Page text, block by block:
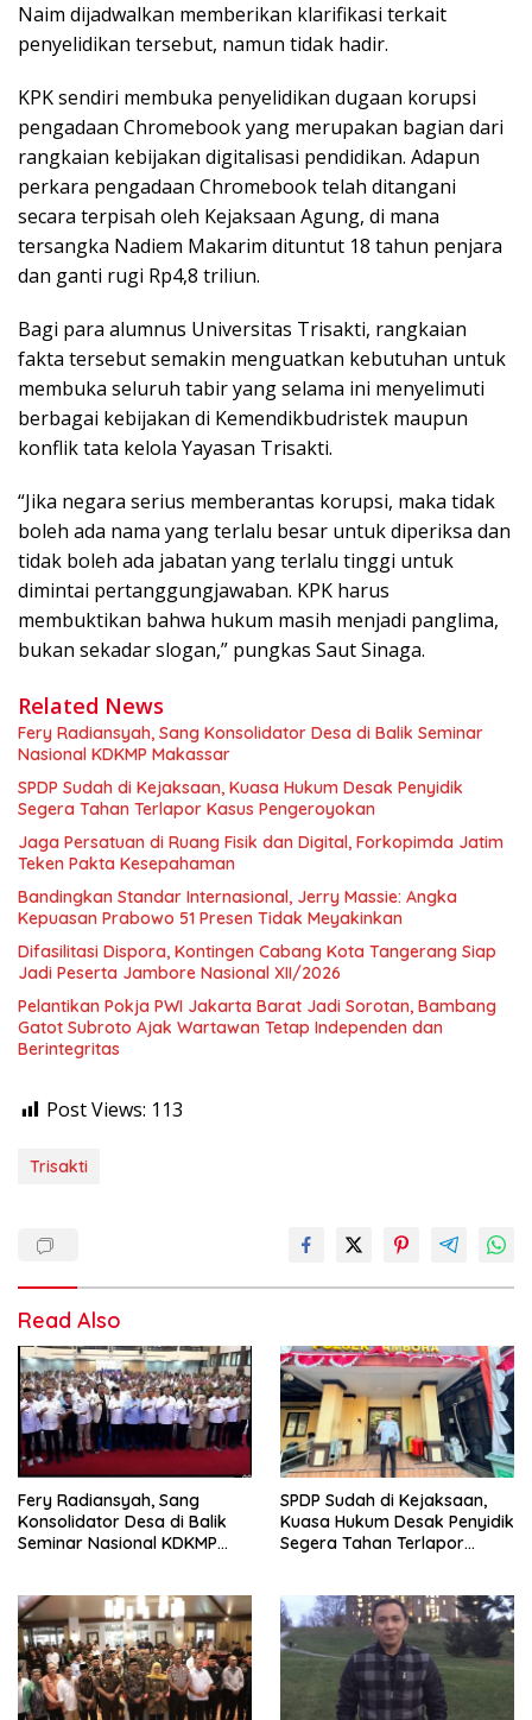
Naim dijadwalkan memberikan klarifikasi terkait
penyelidikan tersebut, namun tidak hadir.
KPK sendiri membuka penyelidikan dugaan korupsi
pengadaan Chromebook yang merupakan bagian dari
rangkaian kebijakan digitalisasi pendidikan. Adapun
perkara pengadaan Chromebook telah ditangani
secara terpisah oleh Kejaksaan Agung, di mana
tersangka Nadiem Makarim dituntut 18 tahun penjara
dan ganti rugi Rp4,8 triliun.
Bagi para alumnus Universitas Trisakti, rangkaian
fakta tersebut semakin menguatkan kebutuhan untuk
membuka seluruh tabir yang selama ini menyelimuti
berbagai kebijakan di Kemendikbudristek maupun
konflik tata kelola Yayasan Trisakti.
“Jika negara serius memberantas korupsi, maka tidak
boleh ada nama yang terlalu besar untuk diperiksa dan
tidak boleh ada jabatan yang terlalu tinggi untuk
dimintai pertanggungjawaban. KPK harus
membuktikan bahwa hukum masih menjadi panglima,
bukan sekadar slogan,” pungkas Saut Sinaga.
Related News
Fery Radiansyah, Sang Konsolidator Desa di Balik Seminar
Nasional KDKMP Makassar
SPDP Sudah di Kejaksaan, Kuasa Hukum Desak Penyidik
Segera Tahan Terlapor Kasus Pengeroyokan
Jaga Persatuan di Ruang Fisik dan Digital, Forkopimda Jatim
Teken Pakta Kesepahaman
Bandingkan Standar Internasional, Jerry Massie: Angka
Kepuasan Prabowo 51 Presen Tidak Meyakinkan
Difasilitasi Dispora, Kontingen Cabang Kota Tangerang Siap
Jadi Peserta Jambore Nasional XII/2026
Pelantikan Pokja PWI Jakarta Barat Jadi Sorotan, Bambang
Gatot Subroto Ajak Wartawan Tetap Independen dan
Berintegritas
Post Views: 113
Trisakti
Read Also
Fery Radiansyah, Sang
Konsolidator Desa di Balik
Seminar Nasional KDKMP
SPDP Sudah di Kejaksaan,
Kuasa Hukum Desak Penyidik
Segera Tahan Terlapor